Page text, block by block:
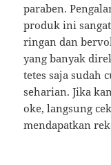
paraben.
produk ini
ringan dan
yang banyak
tetes saja sudah
seharian. Jika
oke, langsung
mendapatkan